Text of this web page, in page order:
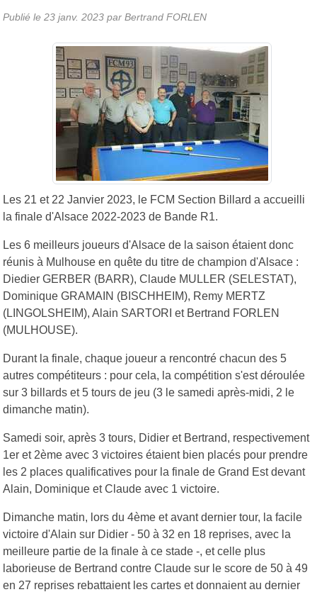
Publié le 23 janv. 2023 par Bertrand FORLEN
Les 21 et 22 Janvier 2023, le FCM Section Billard a accueilli
la finale d'Alsace 2022-2023 de Bande R1.
Les 6 meilleurs joueurs d'Alsace de la saison étaient donc
réunis à Mulhouse en quête du titre de champion d'Alsace :
Diedier GERBER (BARR), Claude MULLER (SELESTAT),
Dominique GRAMAIN (BISCHHEIM), Remy MERTZ
(LINGOLSHEIM), Alain SARTORI et Bertrand FORLEN
(MULHOUSE).
Durant la finale, chaque joueur a rencontré chacun des 5
autres compétiteurs : pour cela, la compétition s'est déroulée
sur 3 billards et 5 tours de jeu (3 le samedi après-midi, 2 le
dimanche matin).
Samedi soir, après 3 tours, Didier et Bertrand, respectivement
1er et 2ème avec 3 victoires étaient bien placés pour prendre
les 2 places qualificatives pour la finale de Grand Est devant
Alain, Dominique et Claude avec 1 victoire.
Dimanche matin, lors du 4ème et avant dernier tour, la facile
victoire d'Alain sur Didier - 50 à 32 en 18 reprises, avec la
meilleure partie de la finale à ce stade -, et celle plus
laborieuse de Bertrand contre Claude sur le score de 50 à 49
en 27 reprises rebattaient les cartes et donnaient au dernier